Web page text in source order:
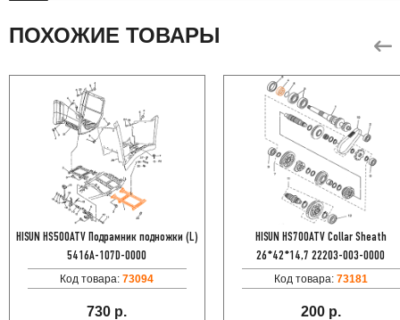
ПОХОЖИЕ ТОВАРЫ
HISUN HS500ATV Подрамник подножки (L)
5416A-107D-0000
Код товара:73094
730 р.
HISUN HS700ATV Collar Sheath
26*42*14,7 22203-003-0000
Код товара: 73181
200 р.